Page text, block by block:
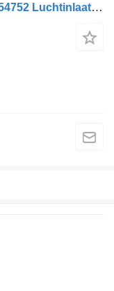
Шланг воздухозаборника DAF 1954752 Luchtinlaatleiding Luchtfilter Naar Turbo MX-11/13 для грузовика DAF CF76 / CF86 / XF106